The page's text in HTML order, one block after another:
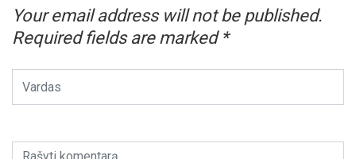
Your email address will not be published.
Required fields are marked *